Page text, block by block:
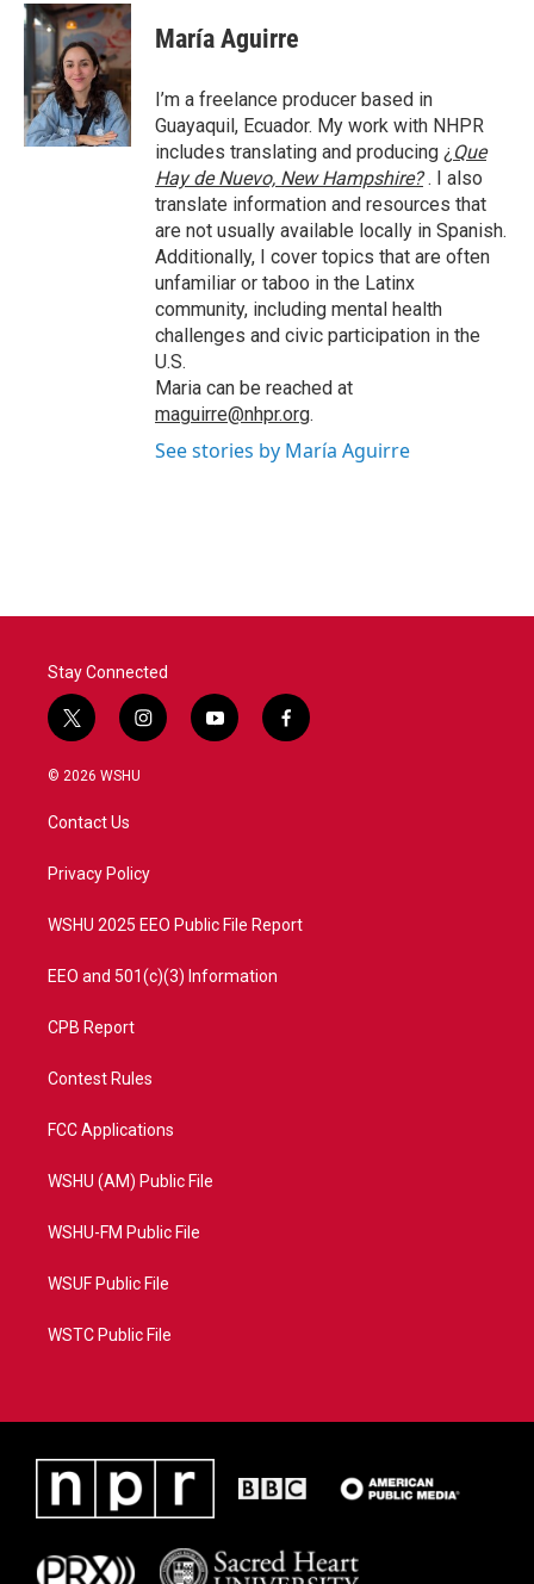
María Aguirre
I’m a freelance producer based in
Guayaquil, Ecuador. My work with NHPR
includes translating and producing ¿ Que
Hay de Nuevo, New Hampshire?. I also
translate information and resources that
are not usually available locally in Spanish.
Additionally, I cover topics that are often
unfamiliar or taboo in the Latinx
community, including mental health
challenges and civic participation in the
U.S.
Maria can be reached at
maguirre@nhpr.org.
See stories by María Aguirre
Stay Connected
t
w
i
t
e
i
n
a
y
o
f
a
© 2026 WSHU
Contact Us
Privacy Policy
WSHU 2025 EEO Public File Report
EEO and 501(c)(3) Information
CPB Report
Contest Rules
FCC Applications
WSHU (AM) Public File
WSHU-FM Public File
WSUF Public File
WSTC Public File